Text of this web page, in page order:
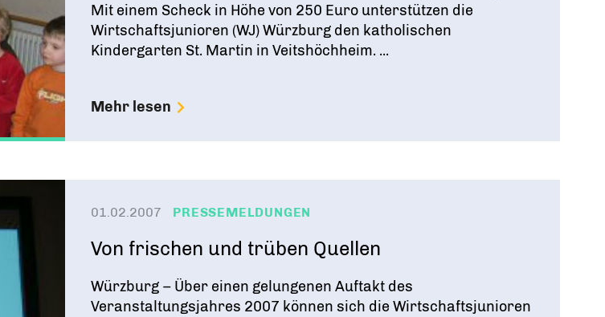
Mit einem Scheck in Höhe von 250 Euro unterstützen die
Wirtschaftsjunioren (WJ) Würzburg den katholischen
Kindergarten St. Martin in Veitshöchheim. ...
Mehr lesen
01.02.2007 PRESSEMELDUNGEN
Von frischen und trüben Quellen
Würzburg – Über einen gelungenen Auftakt des
Veranstaltungsjahres 2007 können sich die Wirtschaftsjunioren